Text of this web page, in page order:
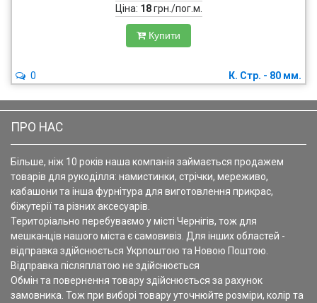
Ціна: 18грн./пог.м.
Купити
К. Стр. - 80 мм.
0
ПРО НАС
Більше, ніж 10 років наша компанія займається продажем
товарів для рукоділля: намистинки, стрічки, мереживо,
кабашони та інша фурнітура для виготовлення прикрас,
біжутерії та різних аксесуарів.
Територіально перебуваємо у місті Чернігів, тож для
мешканців нашого міста є самовивіз. Для інших областей -
відправка здійснюється Укрпоштою та Новою Поштою.
Відправка післяплатою не здійснюється
Обмін та повернення товару здійснюється за рахунок
замовника. Тож при виборі товару уточнюйте розміри, колір та